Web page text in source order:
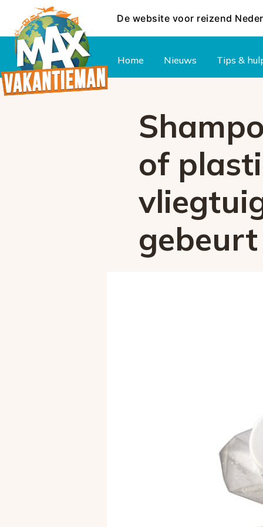
De website voor reizend
Home Nieuws Tips &
of
gebeurt